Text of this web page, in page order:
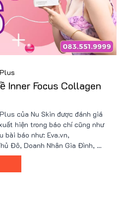
Inner Focus Collagen
của Nu Skin được đánh giá
hiện trong báo chí cũng như
bài báo như: Eva.vn,
Đô, Doanh Nhân Gia Đình, và
đến sản phẩm này, với các
quả và công nghệ chứa